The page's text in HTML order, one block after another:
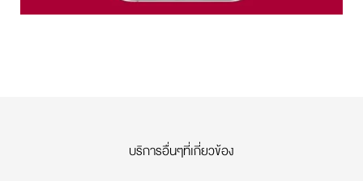
บริการอื่นๆที่เกี่ยวข้อง